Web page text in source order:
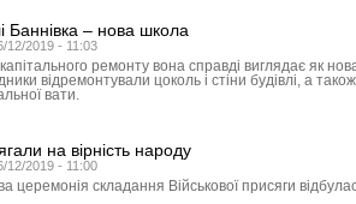
Баннівка – нова школа
12/2019 - 11:03
ремонту вона справді виглядає як
відремонтували цоколь і стіни будівлі, а
вати.
на вірність народу
12/2019 - 11:00
церемонія складання Військової присяги